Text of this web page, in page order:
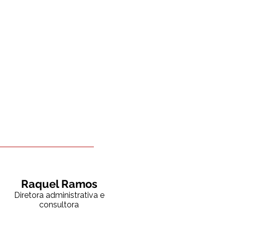
Raquel Ramos
Diretora administrativa e
consultora